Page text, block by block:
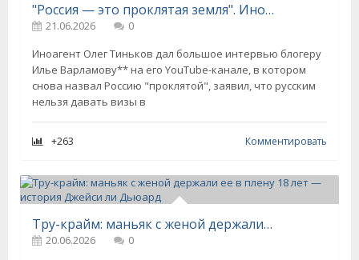
"Россия — это проклятая земля". Иноагент Олег Тиньков дал интервью — про санкции, своих детей и Бориса Немцова
21.06.2026
0
Иноагент Олег Тиньков дал большое интервью блогеру
Илье Варламову** на его YouTube-канале, в котором
снова назвал Россию "проклятой", заявил, что русским
нельзя давать визы в
+263 Комментировать
Тру-крайм: маньяк с женой держали ее в плену 18 лет — история Джейси ли Дьюард
20.06.2026
0